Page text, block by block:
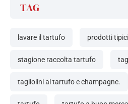
TAG
lavare il tartufo prodotti
stagione raccolta tartufo
tagliolini al tartufo e champagne.